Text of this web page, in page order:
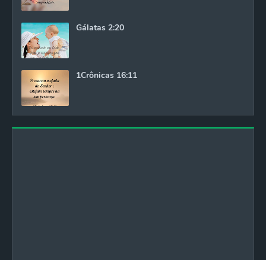
Gálatas 2:20
1Crônicas 16:11